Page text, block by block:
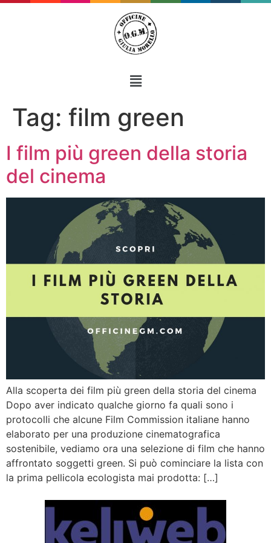
Tag: film green
I film più green della storia
del cinema
Alla scoperta dei film più green della storia del cinema
Dopo aver indicato qualche giorno fa quali sono i
protocolli che alcune Film Commission italiane hanno
elaborato per una produzione cinematografica
sostenibile, vediamo ora una selezione di film che hanno
affrontato soggetti green. Si può cominciare la lista con
la prima pellicola ecologista mai prodotta: […]